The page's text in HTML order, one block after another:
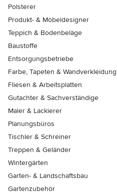
Polsterer
Produkt- & Möbeldesigner
Teppich & Bodenbeläge
Baustoffe
Entsorgungsbetriebe
Farbe, Tapeten & Wandverkleidung
Fliesen & Arbeitsplatten
Gutachter & Sachverständige
Maler & Lackierer
Planungsbüros
Tischler & Schreiner
Treppen & Geländer
Wintergärten
Garten- & Landschaftsbau
Gartenzubehör